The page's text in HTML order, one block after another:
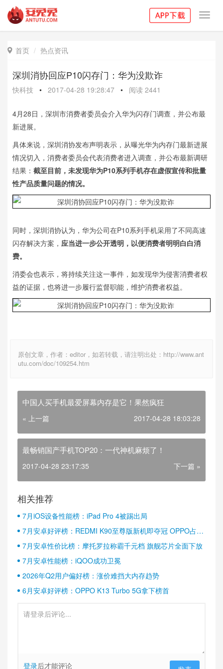
 首页 热点资讯
深圳消协回应P10闪存门：华为没欺诈
快科技 • 2017-04-28 19:28:47 • 阅读 2441
4月28日，深圳市消费者委员会介入华为闪存门调查，并公布最
新进展。
具体来说，深圳消协发布声明表示，从曝光华为内存门最新进展
情况切入，消费者委员会代表消费者进入调查，并公布最新调研
结果： 截至目前，未发现华为P10系列手机存在虚假宣传和批量
性产品质量问题的情况。
同时，深圳消协认为，华为公司在P10系列手机采用了不同高速
闪存解决方案， 应当进一步公开透明，以便消费者明明白白消
费。
消委会也表示，将持续关注这一事件，如发现华为侵害消费者权
益的证据，也将进一步履行监督职能，维护消费者权益。
原创文章，作者：editor，如若转载，请注明出处：http://www.ant
utu.com/doc/109254.htm
中国人买手机最爱屏幕内存是它！果然疯狂
« 上一篇 2017-04-28 18:03:28
最畅销国产手机TOP20：一代神机麻烦了！
2017-04-28 23:17:35 下一篇 »
相关推荐
7月iOS设备性能榜：iPad Pro 4被踢出局
7月安卓好评榜：REDMI K90至尊版新机即夺冠 OPPO占据
半壁江山
7月安卓性价比榜：摩托罗拉称霸千元档 旗舰芯片全面下放
7月安卓性能榜：iQOO成功卫冕
2026年Q2用户偏好榜：涨价难挡大内存趋势
6月安卓好评榜：OPPO K13 Turbo 5G拿下榜首
登录后才能评论